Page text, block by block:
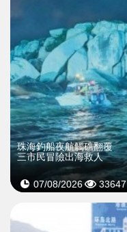
珠海釣船夜航觸礁翻覆
三市民冒險出海救人
07/08/2026 33647